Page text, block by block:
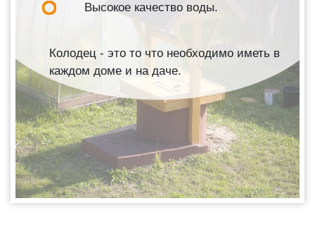
Высокое качество воды.
Колодец - это то что необходимо иметь в
каждом доме и на даче.